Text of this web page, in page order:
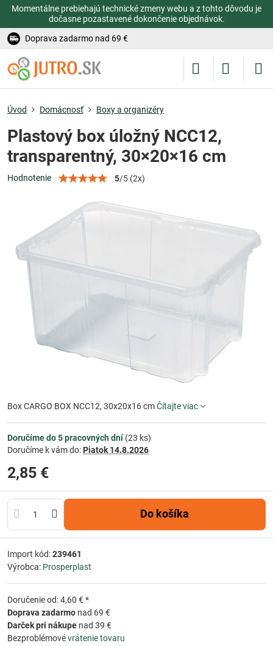
Momentálne prebiehajú technické zmeny webu a z tohto dôvodu je
dočasne pozastavené dokončenie objednávok.
Doprava zadarmo nad 69 €
Úvod Domácnosť Boxy a organizéry
Plastový box úložný NCC12,
transparentný, 30×20×16 cm
Hodnotenie 5/5 (2x)
Box CARGO BOX NCC12, 30x20x16 cmČítajte viac
Doručíme do 5 pracovných dní(23 ks)
Doručíme k vám do: Piatok 14.8.2026
2,85 €
Do košíka
Import kód:239461
Výrobca: Prosperplast
Doručenie od: 4,60 € *
Doprava zadarmo nad 69 €
Darček pri nákupe nad 39 €
Bezproblémovévrátenie tovaru